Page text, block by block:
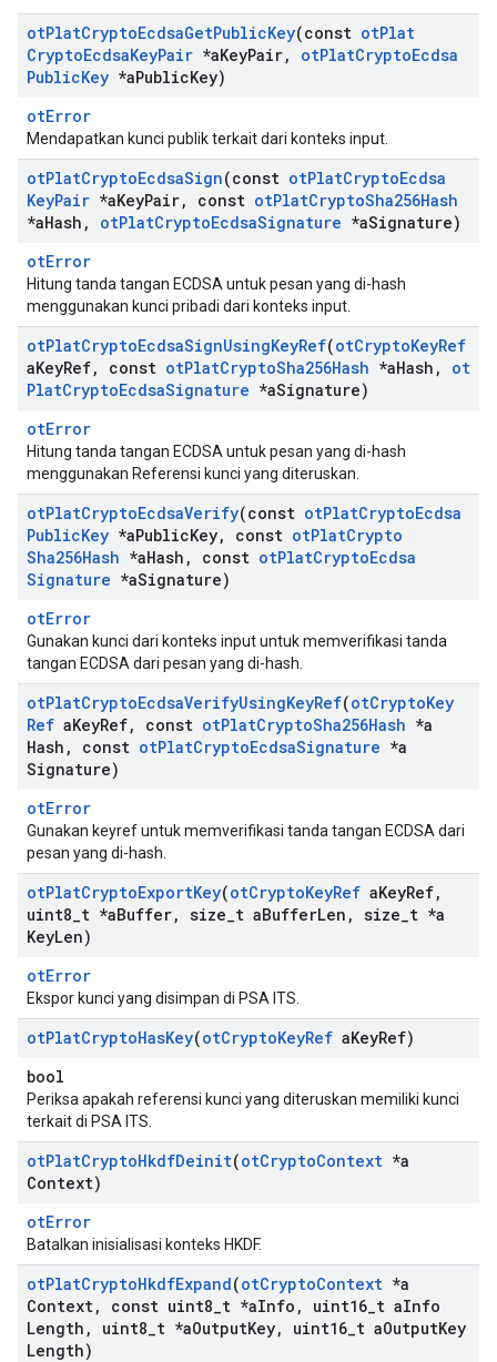
otPlatCryptoEcdsaGetPublicKey(const otPlat
CryptoEcdsaKeyPair *aKeyPair, otPlatCryptoEcdsa
PublicKey *aPublicKey)
otError
Mendapatkan kunci publik terkait dari konteks input.
otPlatCryptoEcdsaSign(const otPlatCryptoEcdsa
KeyPair *aKeyPair, const otPlatCryptoSha256Hash
*aHash , otPlatCryptoEcdsaSignature *aSignature)
otError
Hitung tanda tangan ECDSA untuk pesan yang di-hash
menggunakan kunci pribadi dari konteks input.
otPlatCryptoEcdsaSignUsingKeyRef(otCryptoKeyRef
aKeyRef, const otPlatCryptoSha256Hash *aHash ,
ot
PlatCryptoEcdsaSignature *aSignature)
otError
Hitung tanda tangan ECDSA untuk pesan yang di-hash
menggunakan Referensi kunci yang diteruskan.
otPlatCryptoEcdsaVerify(const otPlatCryptoEcdsa
PublicKey *aPublicKey, const otPlatCrypto
Sha256Hash *aHash , const otPlatCryptoEcdsa
Signature *aSignature)
otError
Gunakan kunci dari konteks input untuk memverifikasi tanda
tangan ECDSA dari pesan yang di-hash.
otPlatCryptoEcdsaVerifyUsingKeyRef(otCryptoKey
Ref aKeyRef, const otPlatCryptoSha256Hash *a
Hash , const otPlatCryptoEcdsaSignature *a
Signature)
otError
Gunakan keyref untuk memverifikasi tanda tangan ECDSA dari
pesan yang di-hash.
otPlatCryptoExportKey(otCryptoKeyRef aKeyRef,
uint8 t *aBuffer, size t aBufferLen , size t *a
KeyLen)
otError
Ekspor kunci yang disimpan di PSA ITS.
otPlatCryptoHasKey(otCryptoKeyRef aKeyRef)
bool
Periksa apakah referensi kunci yang diteruskan memiliki kunci
terkait di PSA ITS.
otPlatCryptoHkdfDeinit(otCryptoContext *a
Context)
otError
Batalkan inisialisasi konteks HKDF.
otPlatCryptoHkdfExpand(otCryptoContext *a
Context, const uint8 t *aInfo , uint16 t aInfo
Length , uint8 t *aOutputKey, uint16 t aOutputKey
Length)